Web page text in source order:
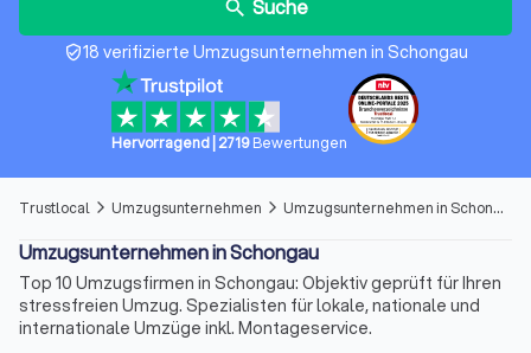
search Suche
verified_user18 verifizierte Umzugsunternehmen in Schongau
Hervorragend 2719Bewertungen
Trustlocal arrow_forward_ios Umzugsunternehmen arrow_forward_ios Umzugsunternehmen in Schongau
Umzugsunternehmen in Schongau
Top 10 Umzugsfirmen in Schongau: Objektiv geprüft für Ihren
stressfreien Umzug. Spezialisten für lokale, nationale und
internationale Umzüge inkl. Montageservice.